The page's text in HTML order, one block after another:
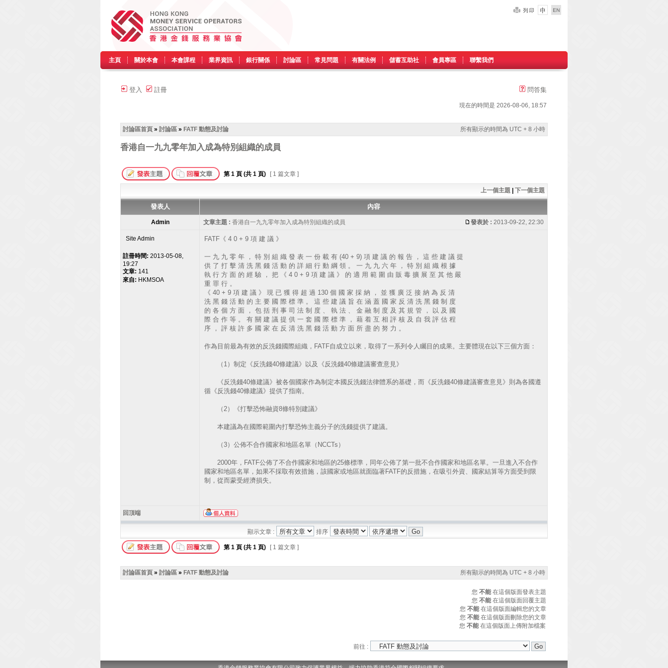
主頁 關於本會 本會課程 業界資訊 銀行關係 討論區 常見問題 有關法例 儲蓄互助社 會員專區 聯繫我們
登入 註冊 問答集
現在的時間是 2026-08-06, 18:57
討論區首頁 » 討論區 » FATF 動態及討論 所有顯示的時間為 UTC + 8 小時
香港自一九九零年加入成為特別組織的成員
第 1 頁 (共 1 頁) [ 1 篇文章 ]
上一個主題 下一個主題
發表人 內容
Admin 文章主題 : 香港自一九九零年加入成為特別組織的成員 發表於 : 2013-09-22, 22:30
Site Admin
註冊時間: 2013-05-08,
19:27
文章: 141
來自: HKMSOA
FATF《 4 0 + 9 項 建 議 》
一 九 九 零 年 ， 特 別 組 織 發 表 一 份 載 有 (40 + 9) 項 建 議 的 報 告 ， 這 些 建 議 提
供 了 打 擊 清 洗 黑 錢 活 動 的 詳 細 行 動 綱 領 。 一 九 九 六 年 ， 特 別 組 織 根 據
執 行 方 面 的 經 驗 ， 把 《 4 0 + 9 項 建 議 》 的 適 用 範 圍 由 販 毒 擴 展 至 其 他 嚴
重 罪 行 。
《 40 + 9 項 建 議 》 現 已 獲 得 超 過 130 個 國 家 採 納 ， 並 獲 廣 泛 接 納 為 反 清
洗 黑 錢 活 動 的 主 要 國 際 標 準 。 這 些 建 議 旨 在 涵 蓋 國 家 反 清 洗 黑 錢 制 度
的 各 個 方 面 ， 包 括 刑 事 司 法 制 度 、 執 法 、 金 融 制 度 及 其 規 管 ， 以 及 國
際 合 作 等 。 有 關 建 議 提 供 一 套 國 際 標 準 ， 藉 着 互 相 評 核 及 自 我 評 估 程
序 ， 評 核 許 多 國 家 在 反 清 洗 黑 錢 活 動 方 面 所 盡 的 努 力 。
作為目前最為有效的反洗錢國際組織，FATF自成立以來，取得了一系列令人矚目的成果。主要體現在以下三個方面：
（1）制定《反洗錢40條建議》以及《反洗錢40條建議審查意見》
《反洗錢40條建議》被各個國家作為制定本國反洗錢法律體系的基礎，而《反洗錢40條建議審查意見》則為各國遵
循《反洗錢40條建議》提供了指南。
（2）《打擊恐怖融資8條特別建議》
本建議為在國際範圍內打擊恐怖主義分子的洗錢提供了建議。
（3）公佈不合作國家和地區名單（NCCTs）
2000年，FATF公佈了不合作國家和地區的25條標準，同年公佈了第一批不合作國家和地區名單。一旦進入不合作
國家和地區名單，如果不採取有效措施，該國家或地區就面臨著FATF的反措施，在吸引外資、國家結算等方面受到限
制，從而蒙受經濟損失。
回頂端
顯示文章 : 排序
第 1 頁 (共 1 頁) [ 1 篇文章 ]
討論區首頁 » 討論區 » FATF 動態及討論 所有顯示的時間為 UTC + 8 小時
您 不能 在這個版面發表主題
您 不能 在這個版面回覆主題
您 不能 在這個版面編輯您的文章
您 不能 在這個版面刪除您的文章
您 不能 在這個版面上傳附加檔案
前往 :